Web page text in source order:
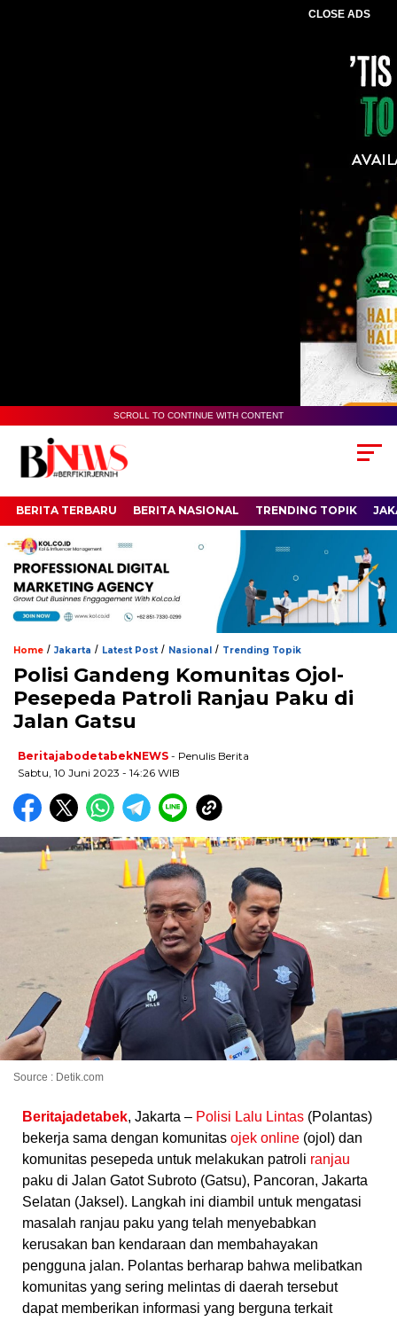
CLOSE ADS
SCROLL TO CONTINUE WITH CONTENT
BERITA TERBARU BERITA NASIONAL TRENDING TOPIK
Home / Jakarta / Latest Post / Nasional / Trending Topik
Polisi Gandeng Komunitas Ojol-
Pesepeda Patroli Ranjau Paku di
Jalan Gatsu
BeritajabodetabekNEWS - Penulis Berita
Sabtu, 10 Juni 2023 - 14:26 WIB
Source : Detik.com
Beritajadetabek, Jakarta – Polisi Lalu Lintas (Polantas)
bekerja sama dengan komunitas ojek online (ojol) dan
komunitas pesepeda untuk melakukan patroli ranjau
paku di Jalan Gatot Subroto (Gatsu), Pancoran, Jakarta
Selatan (Jaksel). Langkah ini diambil untuk mengatasi
masalah ranjau paku yang telah menyebabkan
kerusakan ban kendaraan dan membahayakan
pengguna jalan. Polantas berharap bahwa melibatkan
komunitas yang sering melintas di daerah tersebut
dapat memberikan informasi yang berguna terkait